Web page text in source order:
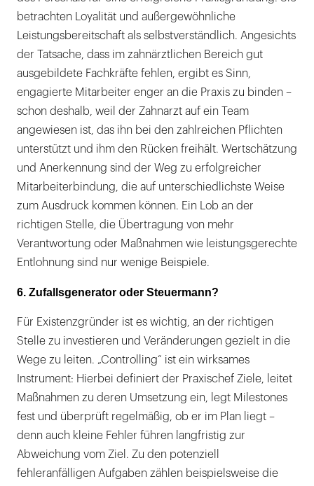
betrachten Loyalität und außergewöhnliche
Leistungsbereitschaft als selbstverständlich. Angesichts
der Tatsache, dass im zahnärztlichen Bereich gut
ausgebildete Fachkräfte fehlen, ergibt es Sinn,
engagierte Mitarbeiter enger an die Praxis zu binden –
schon deshalb, weil der Zahnarzt auf ein Team
angewiesen ist, das ihn bei den zahlreichen Pflichten
unterstützt und ihm den Rücken freihält. Wertschätzung
und Anerkennung sind der Weg zu erfolgreicher
Mitarbeiterbindung, die auf unterschiedlichste Weise
zum Ausdruck kommen können. Ein Lob an der
richtigen Stelle, die Übertragung von mehr
Verantwortung oder Maßnahmen wie leistungsgerechte
Entlohnung sind nur wenige Beispiele.
6. Zufallsgenerator oder Steuermann?
Für Existenzgründer ist es wichtig, an der richtigen
Stelle zu investieren und Veränderungen gezielt in die
Wege zu leiten. „Controlling“ ist ein wirksames
Instrument: Hierbei definiert der Praxischef Ziele, leitet
Maßnahmen zu deren Umsetzung ein, legt Milestones
fest und überprüft regelmäßig, ob er im Plan liegt –
denn auch kleine Fehler führen langfristig zur
Abweichung vom Ziel. Zu den potenziell
fehleranfälligen Aufgaben zählen beispielsweise die